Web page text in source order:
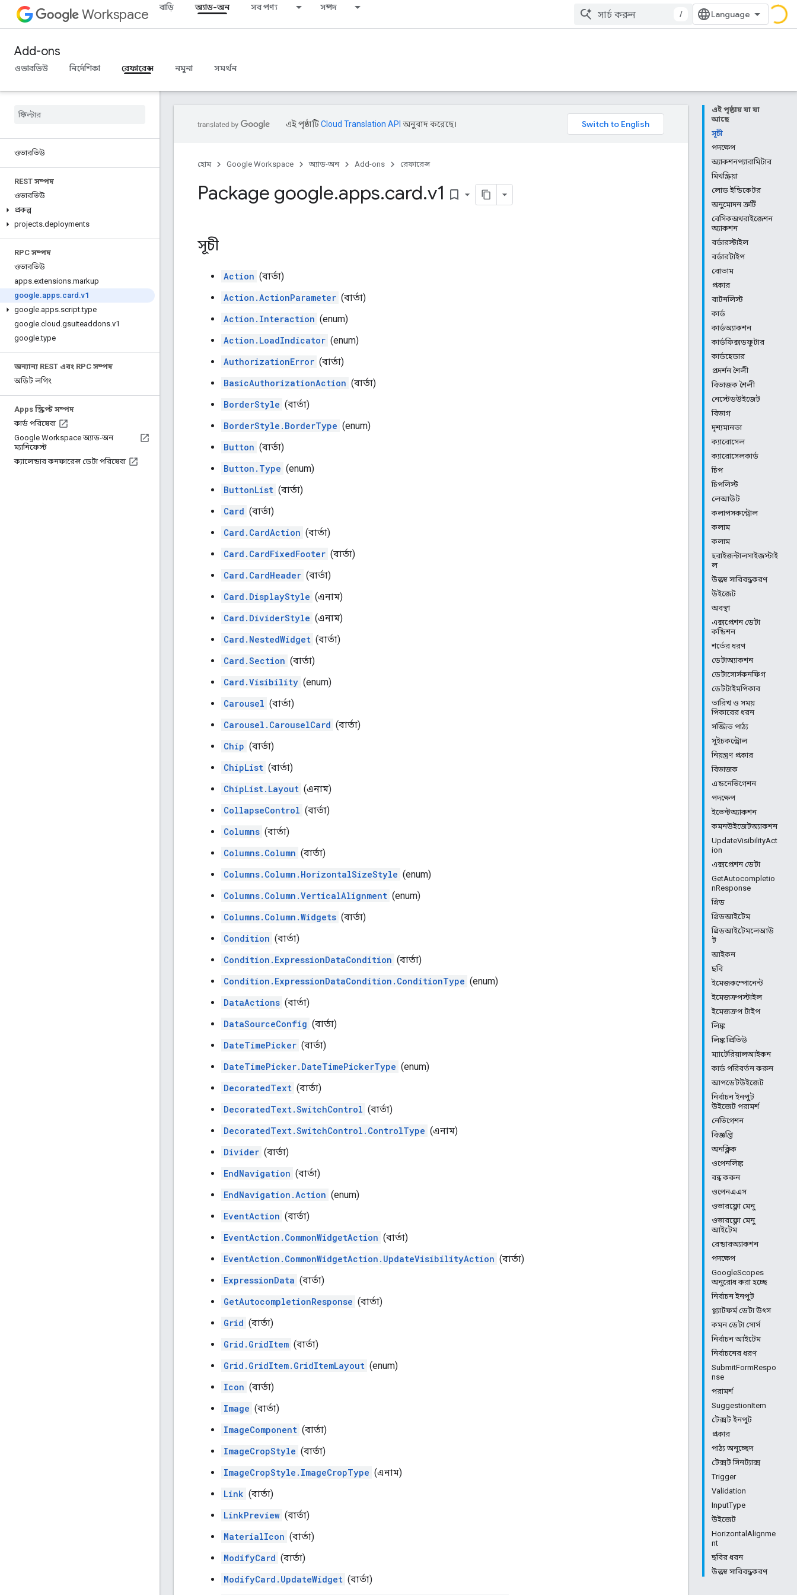
Workspace বাড়ি অ্যাড-অন সব পণ্য সম্পদ
/
Add-ons
ওভারভিউ নির্দেশিকা রেফারেন্স নমুনা সমর্থন
ওভারভিউ
REST সম্পদ
ওভারভিউ
প্রকল্প
projects.deployments
RPC সম্পদ
ওভারভিউ
apps.extensions.markup
google.apps.card .v1
google.apps.script.type
google.cloud .gsuiteaddons.v1
google.type
অন্যান্য REST এবং RPC সম্পদ
অডিট লগিং
Apps স্ক্রিপ্ট সম্পদ
কার্ড পরিষেবা
Google Workspace অ্যাড-অন
ম্যানিফেস্ট
ক্যালেন্ডার কনফারেন্স ডেটা পরিষেবা
এই পৃষ্ঠায় যা যা
আছে
সূচী
পদক্ষেপ
অ্যাকশনপ্যারামিটার
মিথস্ক্রিয়া
লোড ইন্ডিকেটর
অনুমোদন ত্রুটি
বেসিকঅথরাইজেশন
অ্যাকশন
বর্ডারস্টাইল
বর্ডারটাইপ
বোতাম
প্রকার
বাটনলিস্ট
কার্ড
কার্ডঅ্যাকশন
কার্ডফিক্সডফুটার
কার্ডহেডার
প্রদর্শন শৈলী
বিভাজক শৈলী
নেস্টেডউইজেট
বিভাগ
দৃশ্যমানতা
ক্যারোসেল
ক্যারোসেলকার্ড
চিপ
চিপলিস্ট
লেআউট
কলাপসকন্ট্রোল
কলাম
কলাম
হরাইজন্টালসাইজস্টাই
ল
উল্লম্ব সারিবদ্ধকরণ
উইজেট
অবস্থা
এক্সপ্রেশন ডেটা
কন্ডিশন
শর্তের ধরণ
ডেটাঅ্যাকশন
ডেটাসোর্সকনফিগ
ডেটটাইমপিকার
তারিখ ও সময়
পিকারের ধরন
সজ্জিত পাঠ্য
সুইচকন্ট্রোল
নিয়ন্ত্রণ প্রকার
বিভাজক
এন্ডনেভিগেশন
পদক্ষেপ
ইভেন্টঅ্যাকশন
কমনউইজেটঅ্যাকশন
UpdateVisibilityAct
ion
এক্সপ্রেশন ডেটা
GetAutocompletio
nResponse
গ্রিড
গ্রিডআইটেম
গ্রিডআইটেমলেআউ
ট
আইকন
ছবি
ইমেজকম্পোনেন্ট
ইমেজক্রপস্টাইল
ইমেজক্রপ টাইপ
লিঙ্ক
লিঙ্ক প্রিভিউ
ম্যাটেরিয়ালআইকন
কার্ড পরিবর্তন করুন
আপডেটউইজেট
নির্বাচন ইনপুট
উইজেট পরামর্শ
নেভিগেশন
বিজ্ঞপ্তি
অনক্লিক
ওপেনলিঙ্ক
বন্ধ করুন
ওপেনএএস
ওভারফ্লো মেনু
ওভারফ্লো মেনু
আইটেম
রেন্ডারঅ্যাকশন
পদক্ষেপ
GoogleScopes
অনুরোধ করা হচ্ছে
নির্বাচন ইনপুট
প্ল্যাটফর্ম ডেটা উৎস
কমন ডেটা সোর্স
নির্বাচন আইটেম
নির্বাচনের ধরণ
SubmitFormRespo
nse
পরামর্শ
SuggestionItem
টেক্সট ইনপুট
প্রকার
পাঠ্য অনুচ্ছেদ
টেক্সট সিনট্যাক্স
Trigger
Validation
InputType
উইজেট
HorizontalAlignme
nt
ছবির ধরন
উল্লম্ব সারিবদ্ধকরণ
এই পৃষ্ঠাটিCloud Translation API অনুবাদ করেছে।
হোম Google Workspace অ্যাড-অন Add-ons রেফারেন্স
Package google.apps.card.v1 bookmark_border
সূচী
Action (বার্তা)
Action.ActionParameter (বার্তা)
Action.Interaction (enum)
Action.LoadIndicator (enum)
AuthorizationError (বার্তা)
BasicAuthorizationAction (বার্তা)
BorderStyle (বার্তা)
BorderStyle.BorderType (enum)
Button (বার্তা)
Button.Type (enum)
ButtonList (বার্তা)
Card (বার্তা)
Card.CardAction (বার্তা)
Card.CardFixedFooter (বার্তা)
Card.CardHeader (বার্তা)
Card.DisplayStyle (এনাম)
Card.DividerStyle (এনাম)
Card.NestedWidget (বার্তা)
Card.Section (বার্তা)
Card.Visibility (enum)
Carousel (বার্তা)
Carousel.CarouselCard (বার্তা)
Chip (বার্তা)
ChipList (বার্তা)
ChipList.Layout (এনাম)
CollapseControl (বার্তা)
Columns (বার্তা)
Columns.Column (বার্তা)
Columns.Column.HorizontalSizeStyle (enum)
Columns.Column.VerticalAlignment (enum)
Columns.Column.Widgets (বার্তা)
Condition (বার্তা)
Condition.ExpressionDataCondition (বার্তা)
Condition.ExpressionDataCondition.ConditionType (enum)
DataActions (বার্তা)
DataSourceConfig (বার্তা)
DateTimePicker (বার্তা)
DateTimePicker.DateTimePickerType (enum)
DecoratedText (বার্তা)
DecoratedText.SwitchControl (বার্তা)
DecoratedText.SwitchControl.ControlType (এনাম)
Divider (বার্তা)
EndNavigation (বার্তা)
EndNavigation.Action (enum)
EventAction (বার্তা)
EventAction.CommonWidgetAction (বার্তা)
EventAction.CommonWidgetAction.UpdateVisibilityAction (বার্তা)
ExpressionData (বার্তা)
GetAutocompletionResponse (বার্তা)
Grid (বার্তা)
Grid.GridItem (বার্তা)
Grid.GridItem.GridItemLayout (enum)
Icon (বার্তা)
Image (বার্তা)
ImageComponent (বার্তা)
ImageCropStyle (বার্তা)
ImageCropStyle.ImageCropType (এনাম)
Link (বার্তা)
LinkPreview (বার্তা)
MaterialIcon (বার্তা)
ModifyCard (বার্তা)
ModifyCard.UpdateWidget (বার্তা)